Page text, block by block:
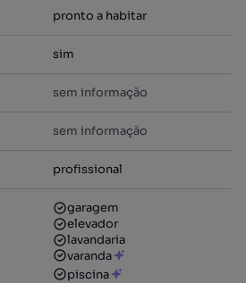
pronto a habitar
sim
sem informação
sem informação
profissional
garagem
elevador
lavandaria
varanda
piscina